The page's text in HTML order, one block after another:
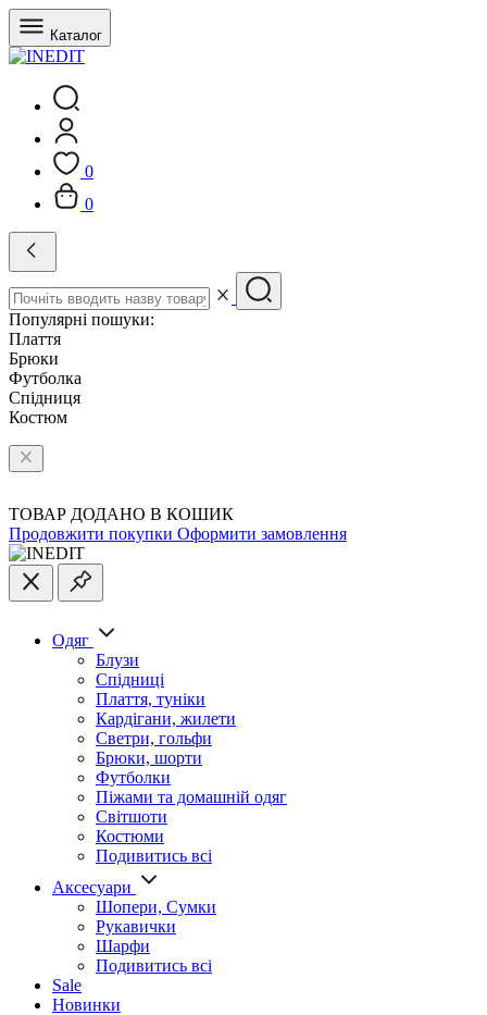
Каталог
0
0
Популярні пошуки:
Плаття
Брюки
Футболка
Спідниця
Костюм
ТОВАР ДОДАНО В КОШИК
Продовжити покупки Оформити замовлення
Одяг
Блузи
Спідниці
Плаття, туніки
Кардігани, жилети
Светри, гольфи
Брюки, шорти
Футболки
Піжами та домашній одяг
Світшоти
Костюми
Подивитись всі
Аксесуари
Шопери, Сумки
Рукавички
Шарфи
Подивитись всі
Sale
Новинки